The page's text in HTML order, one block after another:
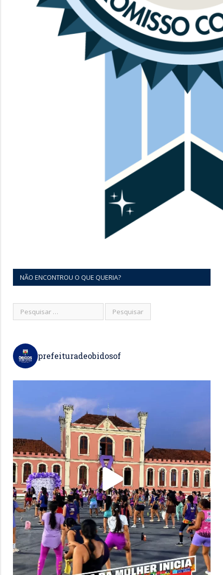
NÃO ENCONTROU O QUE QUERIA?
prefeituradeobidosof